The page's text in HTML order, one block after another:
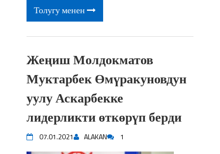
Толугу менен
Жеңиш Молдокматов
Муктарбек Өмүракуновдун
уулу Аскарбекке
лидерликти өткөрүп берди
07.01.2021 ALAKAN 1